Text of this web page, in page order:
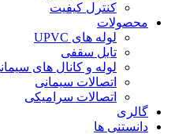
کنترل کیفیت
محصولات
لوله های UPVC
تایل سقفی
لوله و کانال های سیمانی
اتصالات سیمانی
اتصالات سرامیکی
گالری
دانستنی ها